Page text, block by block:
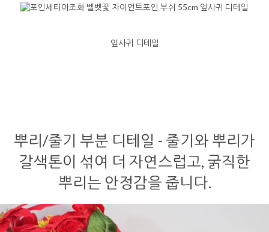
잎사귀 디테일
뿌리/줄기 부분 디테일 - 줄기와 뿌리가
갈색톤이 섞여 더 자연스럽고, 굵직한
뿌리는 안정감을 줍니다.